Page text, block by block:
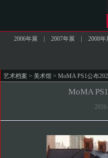
2006年展 2007年展 2008年
艺术档案 > 美术馆 > MoMA PS1公布
MoMA